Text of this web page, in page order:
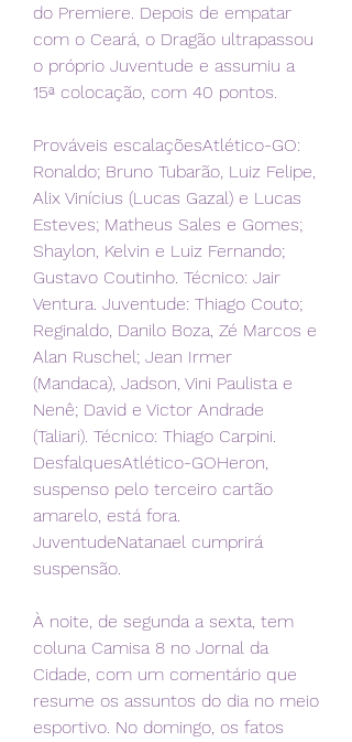
do Premiere. Depois de empatar
com o Ceará, o Dragão ultrapassou
o próprio Juventude e assumiu a
15ª colocação, com 40 pontos.
Prováveis escalaçõesAtlético-GO:
Ronaldo; Bruno Tubarão, Luiz Felipe,
Alix Vinícius (Lucas Gazal) e Lucas
Esteves; Matheus Sales e Gomes;
Shaylon, Kelvin e Luiz Fernando;
Gustavo Coutinho. Técnico: Jair
Ventura. Juventude: Thiago Couto;
Reginaldo, Danilo Boza, Zé Marcos e
Alan Ruschel; Jean Irmer
(Mandaca), Jadson, Vini Paulista e
Nenê; David e Victor Andrade
(Taliari). Técnico: Thiago Carpini.
DesfalquesAtlético-GOHeron,
suspenso pelo terceiro cartão
amarelo, está fora.
JuventudeNatanael cumprirá
suspensão.
À noite, de segunda a sexta, tem
coluna Camisa 8 no Jornal da
Cidade, com um comentário que
resume os assuntos do dia no meio
esportivo. No domingo, os fatos